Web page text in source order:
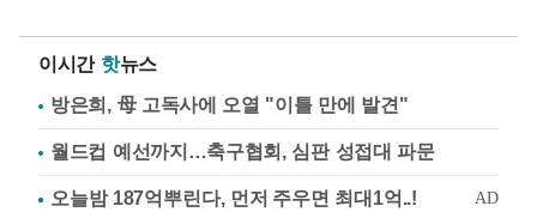
이시간 핫뉴스
방은희, 母 고독사에 오열 "이틀 만에 발견"
월드컵 예선까지…축구협회, 심판 성접대 파문